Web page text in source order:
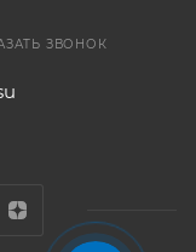
ЗВОНОК